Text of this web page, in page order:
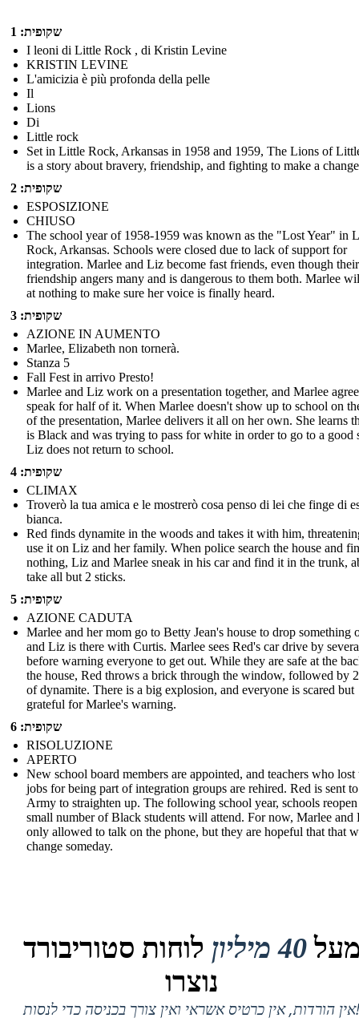
שקופית: 1
I leoni di Little Rock , di Kristin Levine
KRISTIN LEVINE
L'amicizia è più profonda della pelle
Il
Lions
Di
Little rock
Set in Little Rock, Arkansas in 1958 and 1959, The Lions of
is a story about bravery, friendship, and fighting to make a
שקופית: 2
ESPOSIZIONE
CHIUSO
The school year of 1958-1959 was known as the "Lost Year" in
Rock, Arkansas. Schools were closed due to lack of support for
integration. Marlee and Liz become fast friends, even though their
friendship angers many and is dangerous to them both. Marlee
at nothing to make sure her voice is finally heard.
שקופית: 3
AZIONE IN AUMENTO
Marlee, Elizabeth non tornerà.
Stanza 5
Fall Fest in arrivo Presto!
Marlee and Liz work on a presentation together, and Marlee
speak for half of it. When Marlee doesn't show up to school on
of the presentation, Marlee delivers it all on her own. She learns
is Black and was trying to pass for white in order to go to a good
Liz does not return to school.
שקופית: 4
CLIMAX
Troverò la tua amica e le mostrerò cosa penso di lei che finge di
bianca.
Red finds dynamite in the woods and takes it with him,
use it on Liz and her family. When police search the house and
nothing, Liz and Marlee sneak in his car and find it in the trunk,
take all but 2 sticks.
שקופית: 5
AZIONE CADUTA
Marlee and her mom go to Betty Jean's house to drop something
and Liz is there with Curtis. Marlee sees Red's car drive by
before warning everyone to get out. While they are safe at the
the house, Red throws a brick through the window, followed by
of dynamite. There is a big explosion, and everyone is scared but
grateful for Marlee's warning.
שקופית: 6
RISOLUZIONE
APERTO
New school board members are appointed, and teachers who lost
jobs for being part of integration groups are rehired. Red is sent
Army to straighten up. The following school year, schools reopen
small number of Black students will attend. For now, Marlee and
only allowed to talk on the phone, but they are hopeful that that
change someday.
40 מיליון
לוחות סטוריבורד
נוצרו
אין הורדות, אין כרטיס אשראי ואין צורך בכניסה כדי לנסות!